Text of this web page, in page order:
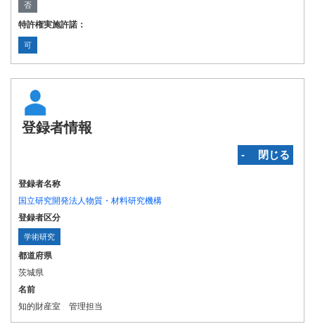
否
特許権実施許諾：
可
登録者情報
‐ 閉じる
登録者名称
国立研究開発法人物質・材料研究機構
登録者区分
学術研究
都道府県
茨城県
名前
知的財産室 管理担当